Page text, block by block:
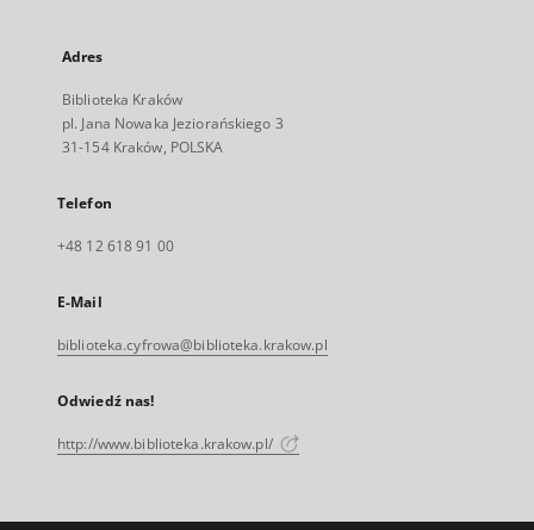
Adres
Biblioteka Kraków
pl. Jana Nowaka Jeziorańskiego 3
31-154 Kraków, POLSKA
Telefon
+48 12 618 91 00
E-Mail
biblioteka.cyfrowa@biblioteka.krakow.pl
Odwiedź nas!
http://www.biblioteka.krakow.pl/